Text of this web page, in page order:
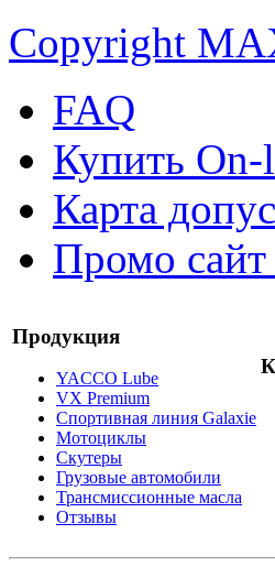
Copyright
FAQ
Купить On-
Карта
Промо
Продукция
YACCO Lube
VX Premium
Спортивная линия Galaxie
Мотоциклы
Скутеры
Грузовые автомобили
Трансмиссионные масла
Отзывы